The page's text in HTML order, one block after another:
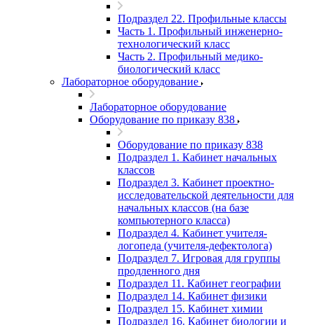
Подраздел 22. Профильные классы
Часть 1. Профильный инженерно-
технологический класс
Часть 2. Профильный медико-
биологический класс
Лабораторное оборудование
Лабораторное оборудование
Оборудование по приказу 838
Оборудование по приказу 838
Подраздел 1. Кабинет начальных
классов
Подраздел 3. Кабинет проектно-
исследовательской деятельности для
начальных классов (на базе
компьютерного класса)
Подраздел 4. Кабинет учителя-
логопеда (учителя-дефектолога)
Подраздел 7. Игровая для группы
продленного дня
Подраздел 11. Кабинет географии
Подраздел 14. Кабинет физики
Подраздел 15. Кабинет химии
Подраздел 16. Кабинет биологии и